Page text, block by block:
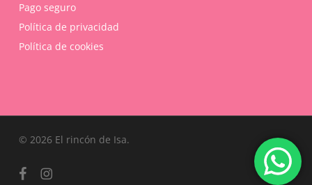
Subtotal: 0,00€
Finalizar Compra
Pago seguro
Política de privacidad
Política de cookies
© 2026 El rincón de Isa.
facebookinstagram